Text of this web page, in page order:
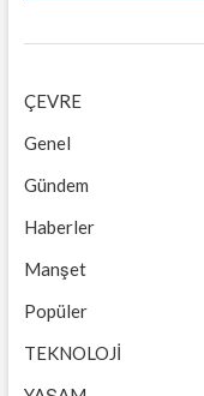
ÇEVRE
Genel
Gündem
Haberler
Manşet
Popüler
TEKNOLOJİ